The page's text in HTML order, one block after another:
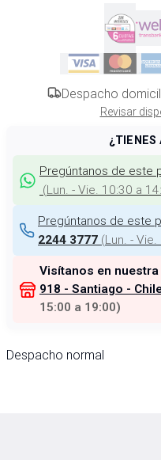
Despacho
Revisar
¿TIENES
Pregúntanos de este
(Lun. - Vie. 10:30 a
Pregúntanos de este
2244 3777 (Lun. -
Visítanos en nuestra
918 - Santiago -
15:00 a 19:00)
Despacho normal